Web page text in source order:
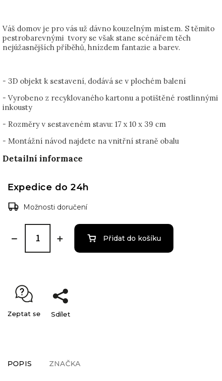
Váš domov je pro vás už dávno kouzelným místem. S těmito
pestrobarevnými tvory se však stane scénářem těch
nejúžasnějších příběhů, hnízdem fantazie a barev.
- 3D objekt k sestavení, dodává se v plochém balení
- Vyrobeno z recyklovaného kartonu a potištěné rostlinnými
inkousty
- Rozměry v sestaveném stavu: 17 x 10 x 39 cm
- Montážní návod najdete na vnitřní straně obalu
Detailní informace
Expedice do 24h
Možnosti doručení
Přidat do košíku
Zeptat se Sdílet
POPIS ZNAČKA